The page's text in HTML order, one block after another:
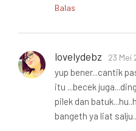
Balas
lovelydebz 23 Mei
yup bener...cantik
itu ...becek
pilek dan
bangeth ya liat